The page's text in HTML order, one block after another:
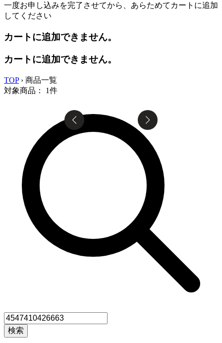
一度お申し込みを完了させてから、あらためてカートに追加
してください
カートに追加できません。
カートに追加できません。
TOP › 商品一覧
対象商品：
1件